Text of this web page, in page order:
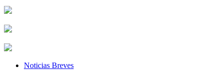
Noticias Breves